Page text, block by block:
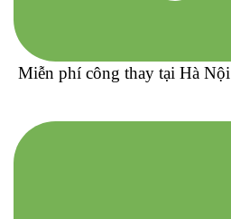
Miễn phí công thay tại Hà Nội